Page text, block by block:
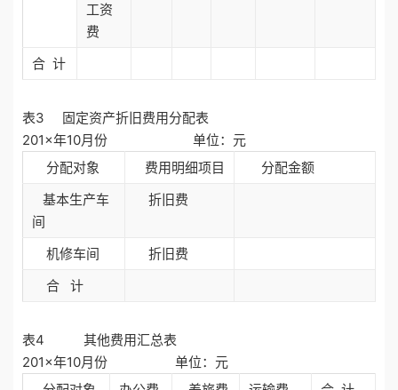
工资
费
合 计
表3 固定资产折旧费用分配表
201×年10月份 单位：元
分配对象
费用明细项目
分配金额
基本生产车
间
折旧费
机修车间
折旧费
合 计
表4 其他费用汇总表
201×年10月份 单位：元